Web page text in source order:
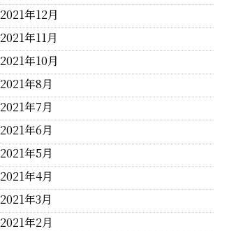
2021年12月
2021年11月
2021年10月
2021年8月
2021年7月
2021年6月
2021年5月
2021年4月
2021年3月
2021年2月